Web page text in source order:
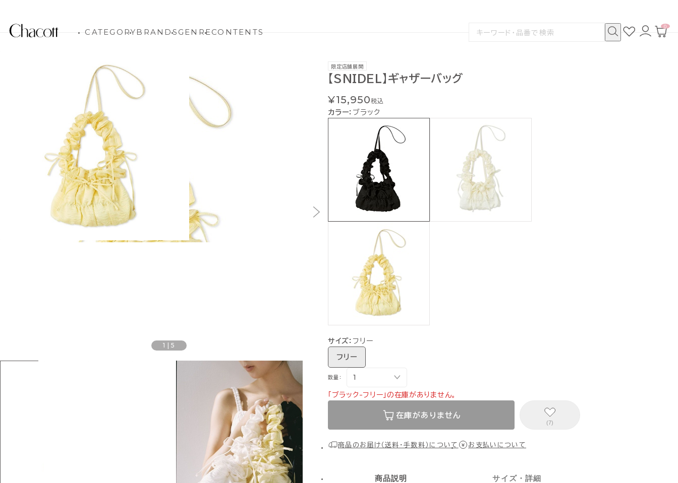
CATEGORYBRANDSGENRECONTENTS
検
お
気
ロ
グ
カ
0
1 |5
限定店舗展開
【SNIDEL】ギャザーバッグ
¥15,950税込
カラー： ブラック
サイズ：フリー
フリー
数量：
「ブラック-フリー」の在庫がありません。
在庫がありません
(7)
商品のお届け（送料・手数料）について お支払いについて
商品説明 サイズ・詳細